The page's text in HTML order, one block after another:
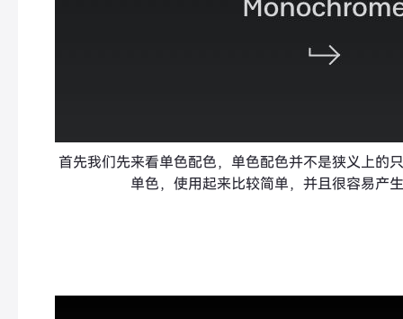
首先我们先来看单色配色，单色配色并不是狭义上的
单色，使用起来比较简单，并且很容易产